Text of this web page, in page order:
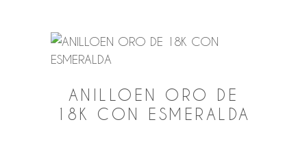
ANILLOEN ORO DE
18K CON ESMERALDA